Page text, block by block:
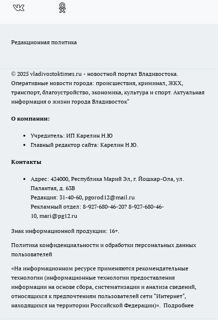
Редакционная политика
© 2025 vladivostoktimes.ru - новостной портал Владивостока.
Оперативные новости города: происшествия, криминал, ЖКХ,
транспорт, благоустройство, экономика, культура и спорт. Актуальная
информация о жизни города Владивосток"
О компании:
Учредитель: ИП Карелин Н.Ю
Главный редактор сайта: Карелин Н.Ю.
Контакты
Адрес: 424000, Республика Марий Эл, г. Йошкар-Ола, ул.
Палантая, д. 63В
Редакция: 31-40-60, pgorod12@mail.ru
Рекламный отдел: 8-927-680-46-20? 8-927-680-46-
10, mari@pg12.ru
Знак информационной продукции: 16+.
Политика конфиденциальности и обработки персональных данных
пользователей
«На информационном ресурсе применяются рекомендательные
технологии (информационные технологии предоставления
информации на основе сбора, систематизации и анализа сведений,
относящихся к предпочтениям пользователей сети "Интернет",
находящихся на территории Российской Федерации)». Подробнее